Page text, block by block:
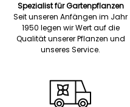
Spezialist für Gartenpflanzen
Seit unseren Anfängen im Jahr
1950 legen wir Wert auf die
Qualität unserer Pflanzen und
unseres Service.